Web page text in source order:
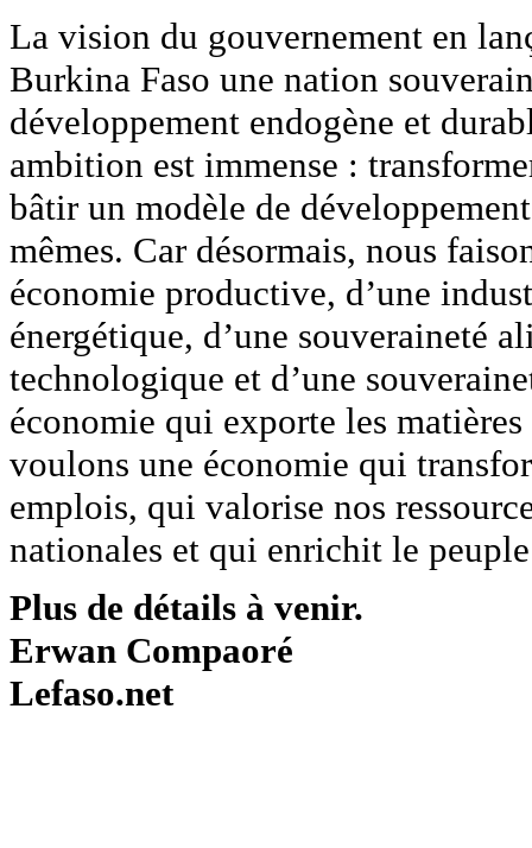
La vision du gouvernement en
Burkina Faso une nation
développement endogène et
ambition est immense :
bâtir un modèle de
mêmes. Car désormais, nous
économie productive, d’une
énergétique, d’une souveraineté
technologique et d’une
économie qui exporte les
voulons une économie qui
emplois, qui valorise nos
nationales et qui enrichit le
Plus de détails à venir.
Erwan Compaoré
Lefaso.net